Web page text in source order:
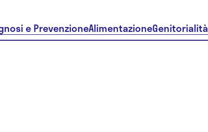
e PrevenzioneAlimentazioneGenitorialità